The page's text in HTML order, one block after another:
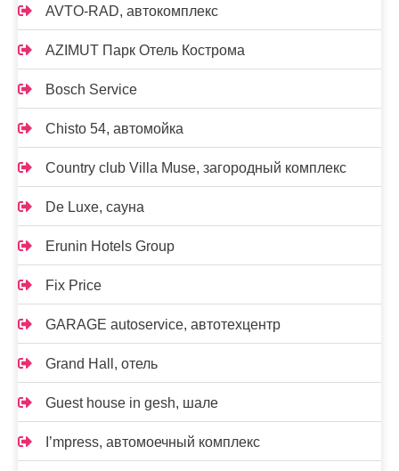
AVTO-RAD, автокомплекс
AZIMUT Парк Отель Кострома
Bosch Service
Chisto 54, автомойка
Country club Villa Muse, загородный комплекс
De Luxe, сауна
Erunin Hotels Group
Fix Price
GARAGE autoservice, автотехцентр
Grand Hall, отель
Guest house in gesh, шале
I’mpress, автомоечный комплекс